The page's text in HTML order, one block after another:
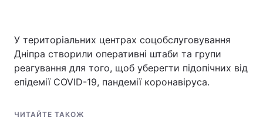
У територіальних центрах соцобслуговування
Дніпра створили оперативні штаби та групи
реагування для того, щоб уберегти підопічних від
епідемії COVID-19, пандемії коронавіруса.
ЧИТАЙТЕ ТАКОЖ